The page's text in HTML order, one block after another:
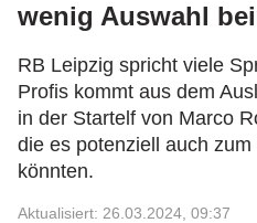
wenig Auswahl
RB Leipzig spricht viele
Profis kommt aus dem
in der Startelf von Marco
die es potenziell auch
könnten.
Aktualisiert: 26.03.2024, 09:37